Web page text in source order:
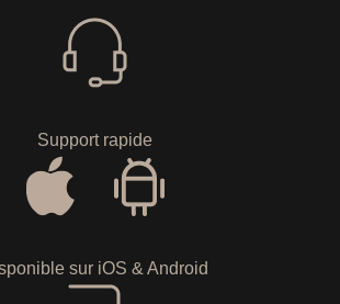
Support rapide
sur iOS & Android